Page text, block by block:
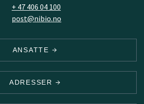
+ 47 406 04 100
post@nibio.no
ANSATTE
ADRESSER